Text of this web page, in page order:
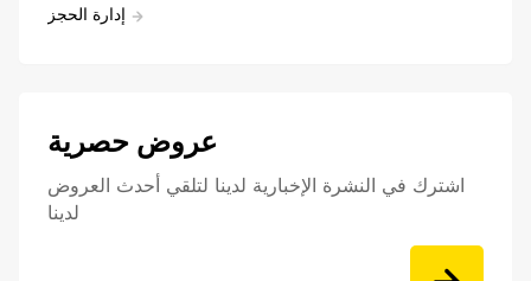
إدارة الحجز
عروض حصرية
اشترك في النشرة الإخبارية لدينا لتلقي أحدث العروض
لدينا